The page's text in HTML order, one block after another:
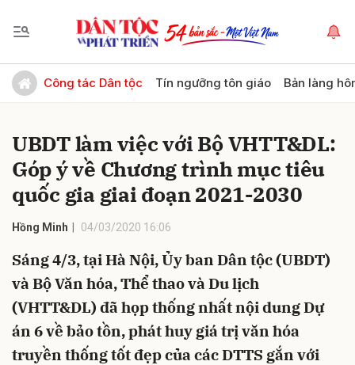
Công tác Dân tộc Tín ngưỡng tôn giáo Bản làng
UBDT làm việc với Bộ VHTT&DL:
Góp ý về Chương trình mục tiêu
quốc gia giai đoạn 2021-2030
Hồng Minh 04/03/2020 16:06
Sáng 4/3, tại Hà Nội, Ủy ban Dân tộc (UBDT)
và Bộ Văn hóa, Thể thao và Du lịch
(VHTT&DL) đã họp thống nhất nội dung Dự
án 6 về bảo tồn, phát huy giá trị văn hóa
truyền thống tốt đẹp của các DTTS gắn với
Gửi bình luận